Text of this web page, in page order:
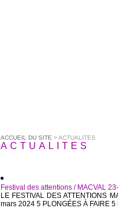
ACCUEIL DU SITE > ACTUALITES
ACTUALITES
Festival des attentions / MACVAL
LE FESTIVAL DES ATTENTIONS
mars 2024 5 PLONGÉES À FAIRE 5